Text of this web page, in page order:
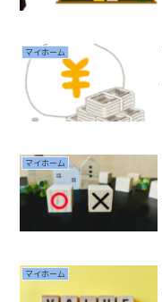
マイホーム
マイホーム
マイホーム